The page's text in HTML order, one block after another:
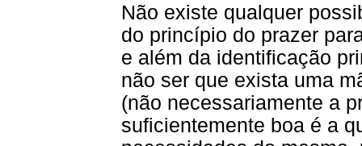
Não existe qualquer
do princípio do prazer
e além da identificação
não ser que exista uma
(não necessariamente a
suficientemente boa é a